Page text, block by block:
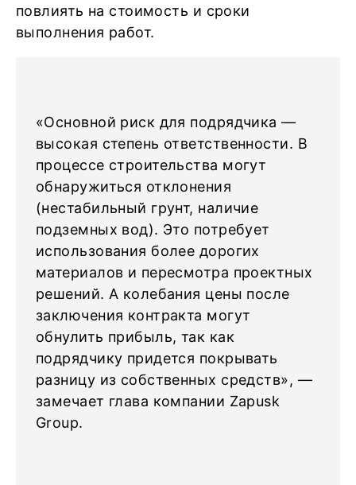
повлиять на стоимость и сроки
выполнения работ.
«Основной риск для подрядчика —
высокая степень ответственности. В
процессе строительства могут
обнаружиться отклонения
(нестабильный грунт, наличие
подземных вод). Это потребует
использования более дорогих
материалов и пересмотра проектных
решений. А колебания цены после
заключения контракта могут
обнулить прибыль, так как
подрядчику придется покрывать
разницу из собственных средств», —
замечает глава компании Zapusk
Group.